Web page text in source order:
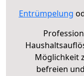
Entrümpelung
Möglichkeit
befreien